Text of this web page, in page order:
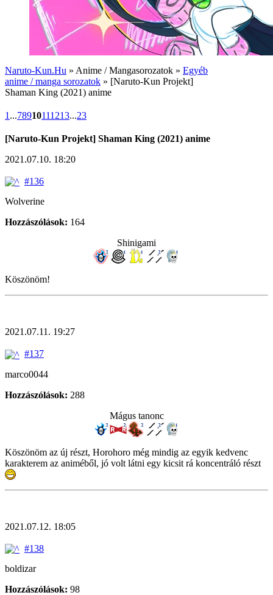
Naruto-Kun.Hu » Anime / Mangasorozatok » Egyéb
anime / manga sorozatok » [Naruto-Kun Projekt]
Shaman King (2021) anime
1 ...78910111213...23
[Naruto-Kun Projekt] Shaman King (2021) anime
2021.07.10. 18:20
#136
Wolverine
Hozzászólások: 164
Shinigami
Köszönöm!
2021.07.11. 19:27
#137
marco0044
Hozzászólások: 288
Mágus tanonc
Köszönöm az új részt, Horohoro még mindig az egyik kedvenc
karakterem az animéből, jó volt látni egy kicsit rá koncentráló részt
2021.07.12. 18:05
#138
boldizar
Hozzászólások: 98